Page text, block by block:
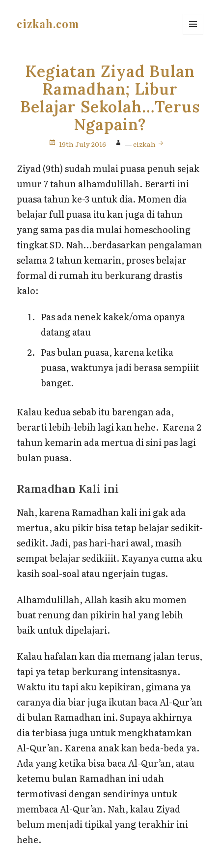
cizkah.com
Kegiatan Ziyad Bulan
Ramadhan; Libur
Belajar Sekolah…Terus
Ngapain?
19th July 2016 —cizkah
Ziyad (9th) sudah mulai puasa penuh sejak
umur 7 tahun alhamdulillah. Berarti ini
puasa tahun ke-3 untuk dia. Momen dia
belajar full puasa itu kan juga di tahun
yang sama pas dia mulai homeschooling
tingkat SD. Nah…berdasarkan pengalaman
selama 2 tahun kemarin, proses belajar
formal di rumah itu berkurang drastis
kalo:
Pas ada nenek kakek/oma opanya
datang atau
Pas bulan puasa, karena ketika
puasa, waktunya jadi berasa sempiiit
banget.
Kalau kedua sebab itu barengan ada,
berarti lebih-lebih lagi kan hehe. Karena 2
tahun kemarin ada mertua di sini pas lagi
bulan puasa.
Ramadhan Kali ini
Nah, karena Ramadhan kali ini gak ada
mertua, aku pikir bisa tetap belajar sedikit-
sedikit. Jadi, pas hari-hari awal, masih
sempat belajar sedikiiit. Kayanya cuma aku
kasih soal-soal atau ngerjain tugas.
Alhamdulillah, Allah kasih aku momen
buat renung dan pikirin hal yang lebih
baik untuk dipelajari.
Kalau hafalan kan dia memang jalan terus,
tapi ya tetap berkurang intensitasnya.
Waktu itu tapi aku kepikiran, gimana ya
caranya dia biar juga ikutan baca Al-Qur’an
di bulan Ramadhan ini. Supaya akhirnya
dia terbiasa juga untuk mengkhatamkan
Al-Qur’an. Karena anak kan beda-beda ya.
Ada yang ketika bisa baca Al-Qur’an, atau
ketemu bulan Ramadhan ini udah
termotivasi dengan sendirinya untuk
membaca Al-Qur’an. Nah, kalau Ziyad
belum menjadi tipikal yang terakhir ini
hehe.